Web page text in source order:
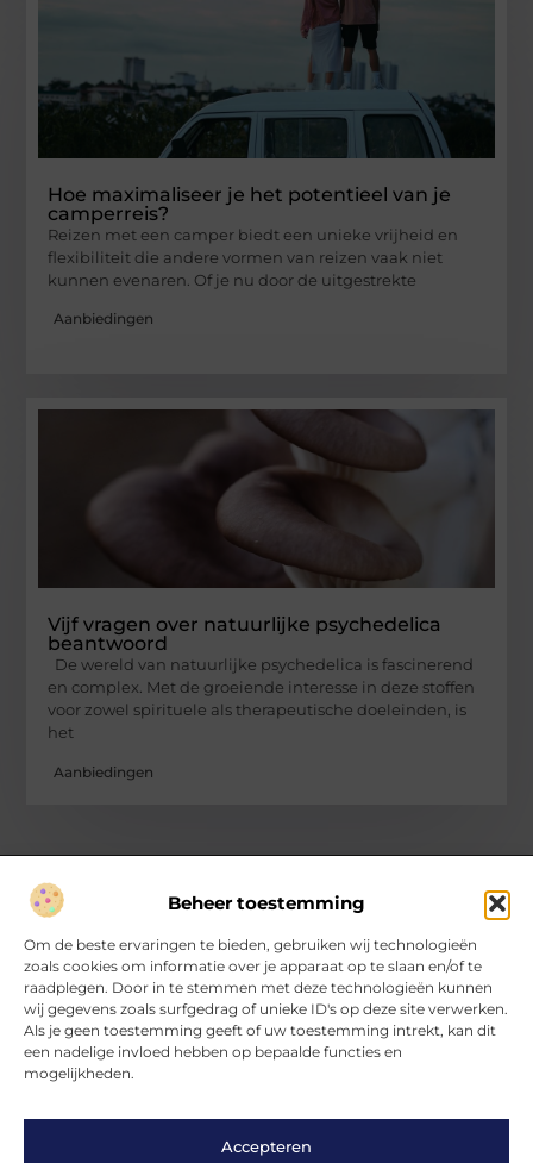
Beheer toestemming
Om de beste ervaringen te bieden, gebruiken wij technologieën
zoals cookies om informatie over je apparaat op te slaan en/of te
raadplegen. Door in te stemmen met deze technologieën kunnen
wij gegevens zoals surfgedrag of unieke ID's op deze site verwerken.
Als je geen toestemming geeft of uw toestemming intrekt, kan dit
een nadelige invloed hebben op bepaalde functies en
mogelijkheden.
Accepteren
Hoe maximaliseer je het potentieel van je
camperreis?
Reizen met een camper biedt een unieke vrijheid en
flexibiliteit die andere vormen van reizen vaak niet
kunnen evenaren. Of je nu door de uitgestrekte
Aanbiedingen
Vijf vragen over natuurlijke psychedelica
beantwoord
De wereld van natuurlijke psychedelica is fascinerend
en complex. Met de groeiende interesse in deze stoffen
voor zowel spirituele als therapeutische doeleinden, is
het
Aanbiedingen
Over Hartvanfrankrijk
Jouw gids voor inspirerende verhalen en inzichten.
Verken een divers aanbod aan blogs en artikelen, van handige
tips tot fascinerende ontdekkingen, allemaal op
HartvanFrankrijk.nl.
Bericht categorie